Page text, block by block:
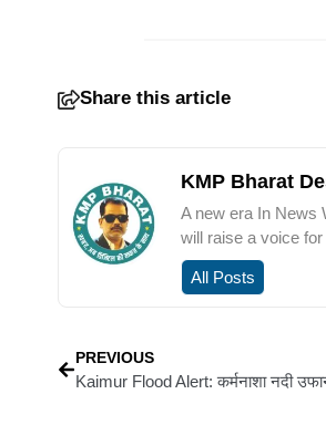
Share this article
KMP Bharat
A new era In News
will raise a voice
All Posts
PREVIOUS
Kaimur Flood Alert: कर्मनाशा नदी